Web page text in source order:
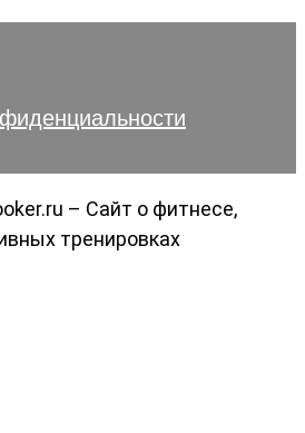
– Сайт о фитнесе,
тренировках